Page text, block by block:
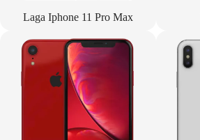
Laga Iphone 11 Pro Max